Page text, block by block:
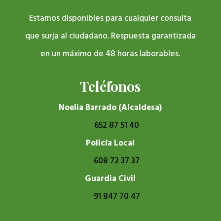
Estamos disponibles para cualquier consulta
que surja al ciudadano. Respuesta garantizada
en un máximo de 48 horas laborables.
Teléfonos
Noelia Barrado (Alcaldesa)
652 87 51 40
Policía Local
608 72 37 37
Guardia Civil
91 847 70 47